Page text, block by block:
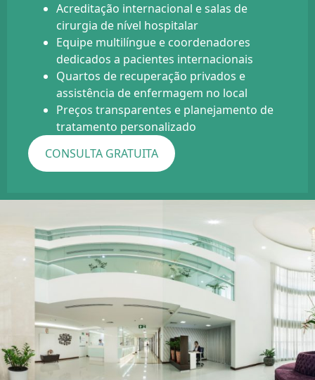
Acreditação internacional e salas de
cirurgia de nível hospitalar
Equipe multilíngue e coordenadores
dedicados a pacientes internacionais
Quartos de recuperação privados e
assistência de enfermagem no local
Preços transparentes e planejamento de
tratamento personalizado
CONSULTA GRATUITA